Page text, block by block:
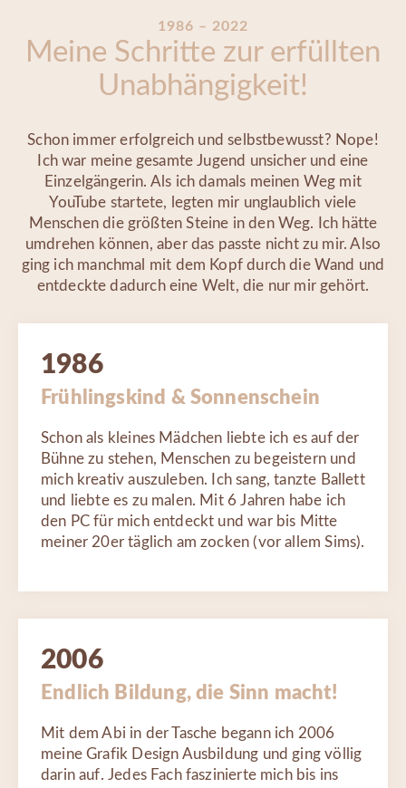
1986 – 2022
Meine Schritte zur erfüllten
Unabhängigkeit!
Schon immer erfolgreich und selbstbewusst? Nope!
Ich war meine gesamte Jugend unsicher und eine
Einzelgängerin. Als ich damals meinen Weg mit
YouTube startete, legten mir unglaublich viele
Menschen die größten Steine in den Weg. Ich hätte
umdrehen können, aber das passte nicht zu mir. Also
ging ich manchmal mit dem Kopf durch die Wand und
entdeckte dadurch eine Welt, die nur mir gehört.
1986
Frühlingskind & Sonnenschein
Schon als kleines Mädchen liebte ich es auf der
Bühne zu stehen, Menschen zu begeistern und
mich kreativ auszuleben. Ich sang, tanzte Ballett
und liebte es zu malen. Mit 6 Jahren habe ich
den PC für mich entdeckt und war bis Mitte
meiner 20er täglich am zocken (vor allem Sims).
2006
Endlich Bildung, die Sinn macht!
Mit dem Abi in der Tasche begann ich 2006
meine Grafik Design Ausbildung und ging völlig
darin auf. Jedes Fach faszinierte mich bis ins